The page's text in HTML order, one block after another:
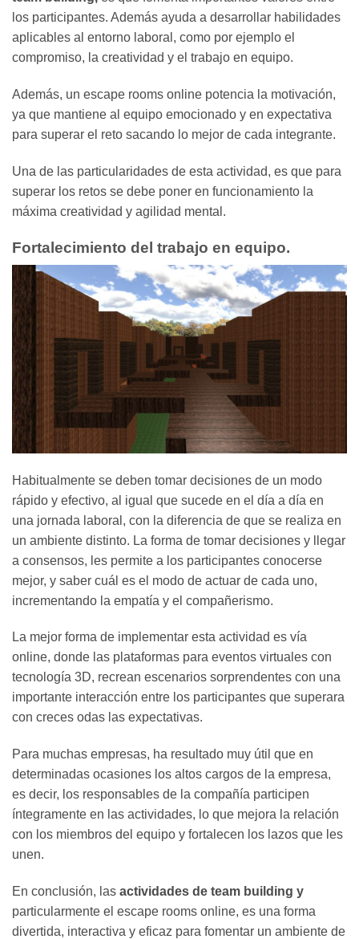
los participantes. Además ayuda a desarrollar habilidades
aplicables al entorno laboral, como por ejemplo el
compromiso, la creatividad y el trabajo en equipo.
Además, un escape rooms online potencia la motivación,
ya que mantiene al equipo emocionado y en expectativa
para superar el reto sacando lo mejor de cada integrante.
Una de las particularidades de esta actividad, es que para
superar los retos se debe poner en funcionamiento la
máxima creatividad y agilidad mental.
Fortalecimiento del trabajo en equipo.
Habitualmente se deben tomar decisiones de un modo
rápido y efectivo, al igual que sucede en el día a día en
una jornada laboral, con la diferencia de que se realiza en
un ambiente distinto. La forma de tomar decisiones y llegar
a consensos, les permite a los participantes conocerse
mejor, y saber cuál es el modo de actuar de cada uno,
incrementando la empatía y el compañerismo.
La mejor forma de implementar esta actividad es vía
online, donde las plataformas para eventos virtuales con
tecnología 3D, recrean escenarios sorprendentes con una
importante interacción entre los participantes que superara
con creces odas las expectativas.
Para muchas empresas, ha resultado muy útil que en
determinadas ocasiones los altos cargos de la empresa,
es decir, los responsables de la compañía participen
íntegramente en las actividades, lo que mejora la relación
con los miembros del equipo y fortalecen los lazos que les
unen.
En conclusión, las actividades de team building y
particularmente el escape rooms online, es una forma
divertida, interactiva y eficaz para fomentar un ambiente de